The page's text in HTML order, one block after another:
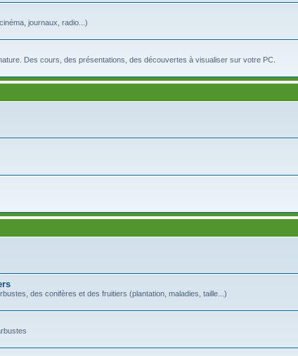
journaux, radio...)
Des cours, des présentations, des découvertes à visualiser sur votre PC.
des conifères et des fruitiers (plantation, maladies, taille...)